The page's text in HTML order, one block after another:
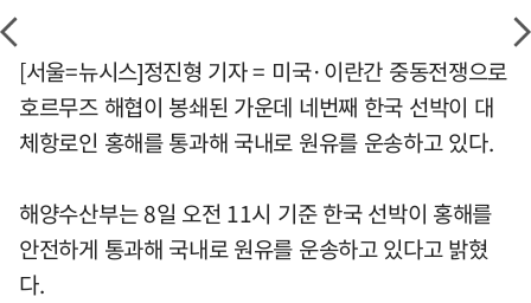
[서울=뉴시스]정진형 기자 = 미국·이란간 중동전쟁으로
호르무즈 해협이 봉쇄된 가운데 네번째 한국 선박이 대
체항로인 홍해를 통과해 국내로 원유를 운송하고 있다.
해양수산부는 8일 오전 11시 기준 한국 선박이 홍해를
안전하게 통과해 국내로 원유를 운송하고 있다고 밝혔
다.